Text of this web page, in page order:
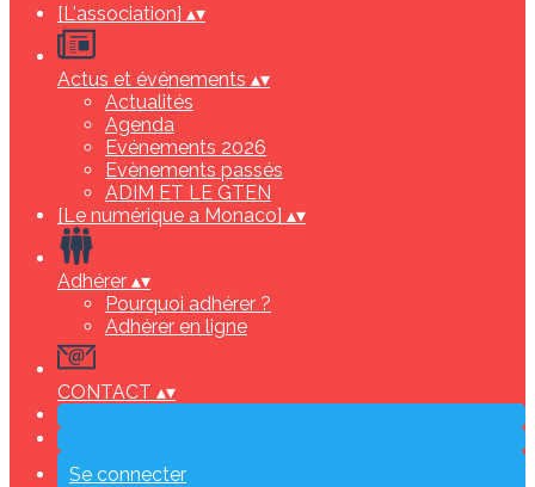
[L'association] ▴▾
Actus et événements ▴▾
Actualités
Agenda
Evénements 2026
Evènements passés
ADIM ET LE GTEN
[Le numérique a Monaco] ▴▾
Adhérer ▴▾
Pourquoi adhérer ?
Adhérer en ligne
CONTACT ▴▾
Se connecter